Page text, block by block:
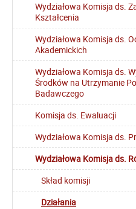
Wydziałowa Komisja ds.
Kształcenia
Wydziałowa Komisja ds.
Akademickich
Wydziałowa Komisja ds.
Środków na Utrzymanie
Badawczego
Komisja ds. Ewaluacji
Wydziałowa Komisja ds.
Wydziałowa Komisja ds.
Skład komisji
Działania